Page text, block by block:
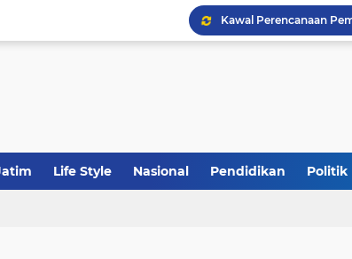
Sinergi Fiskal Moneter:
Life Style Nasional Pendidikan Politik